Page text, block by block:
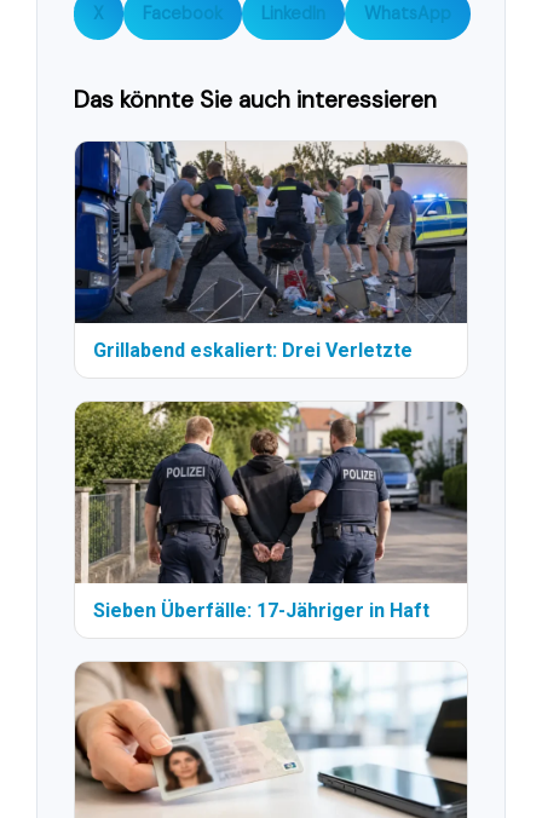
X Facebook LinkedIn WhatsApp
Das könnte Sie auch interessieren
Grillabend eskaliert: Drei Verletzte
Sieben Überfälle: 17-Jähriger in Haft